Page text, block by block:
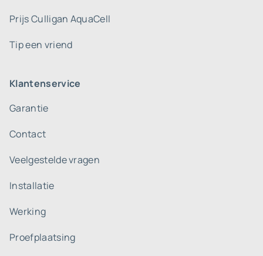
Prijs Culligan AquaCell
Tip een vriend
Klantenservice
Garantie
Contact
Veelgestelde vragen
Installatie
Werking
Proefplaatsing